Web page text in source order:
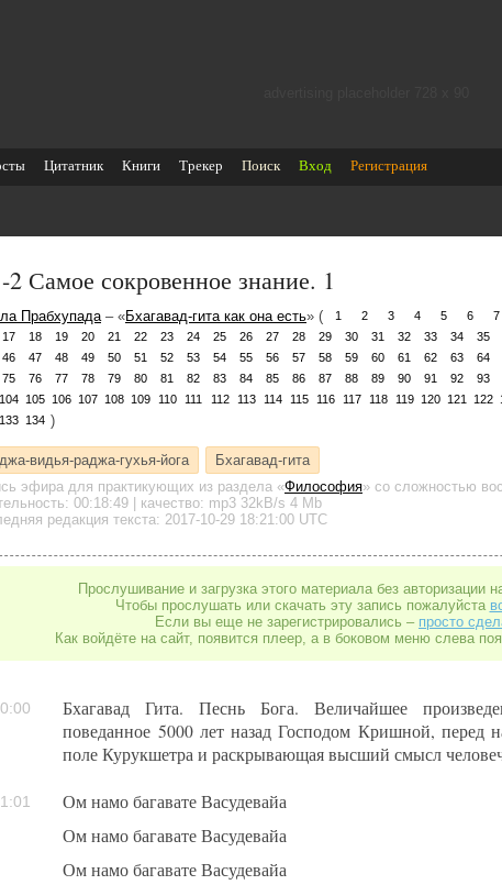
Цитатник Книги Трекер Поиск Вход Регистрация
2 Самое сокровенное знание. 1
Прабхупада – «Бхагавад-гита как она есть» ( 1 2 3 4 5 6 7
17 18 19 20 21 22 23 24 25 26 27 28 29 30 31 32 33 34 35
46 47 48 49 50 51 52 53 54 55 56 57 58 59 60 61 62 63 64
75 76 77 78 79 80 81 82 83 84 85 86 87 88 89 90 91 92 93
104 105 106 107 108 109 110 111 112 113 114 115 116 117 118 119 120 121 122
133 134 )
видья-раджа-гухья-йога
Бхагавад-гита
эфира для практикующих из раздела «Философия» со сложностью
00:18:49 | качество: mp3 32kB/s 4 Mb
редакция текста: 2017-10-29 18:21:00 UTC
Прослушивание и загрузка этого материала без авторизации
Чтобы прослушать или скачать эту запись пожалуйста
Если вы еще не зарегистрировались – просто
Как войдёте на сайт, появится плеер, а в боковом меню слева
Бхагавад Гита. Песнь Бога. Величайшее
поведанное 5000 лет назад Господом Кришной, перед
поле Курукшетра и раскрывающая высший смысл
Ом намо багавате Васудевайа
Ом намо багавате Васудевайа
Ом намо багавате Васудевайа